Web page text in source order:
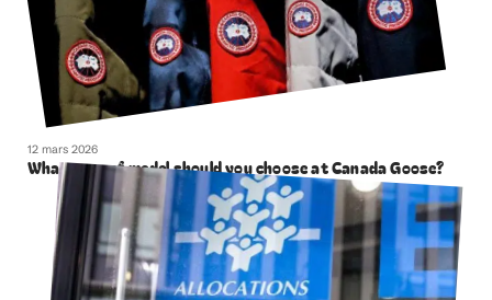
12 mars 2026
What type of model should you choose at Canada Goose?